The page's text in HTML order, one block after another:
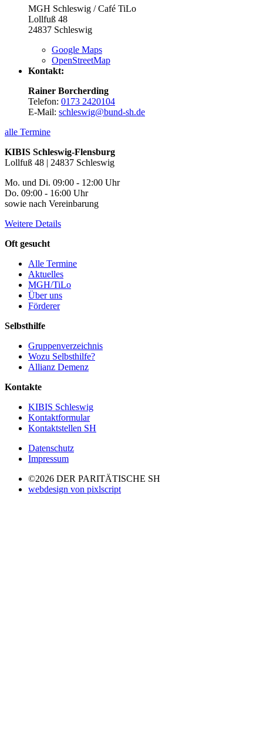
MGH Schleswig / Café TiLo
Lollfuß 48
24837 Schleswig
Google Maps
OpenStreetMap
Kontakt:
Rainer Borcherding
Telefon: 0173 2420104
E-Mail: schleswig@bund-sh.de
alle Termine
KIBIS Schleswig-Flensburg
Lollfuß 48 | 24837 Schleswig
Mo. und Di. 09:00 - 12:00 Uhr
Do. 09:00 - 16:00 Uhr
sowie nach Vereinbarung
Weitere Details
Oft gesucht
Alle Termine
Aktuelles
MGH/TiLo
Über uns
Förderer
Selbsthilfe
Gruppenverzeichnis
Wozu Selbsthilfe?
Allianz Demenz
Kontakte
KIBIS Schleswig
Kontaktformular
Kontaktstellen SH
Datenschutz
Impressum
©2026 DER PARITÄTISCHE SH
webdesign von pixlscript